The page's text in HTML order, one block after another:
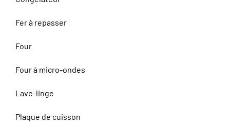
Fer à repasser
Four
Four à micro-ondes
Lave-linge
Plaque de cuisson